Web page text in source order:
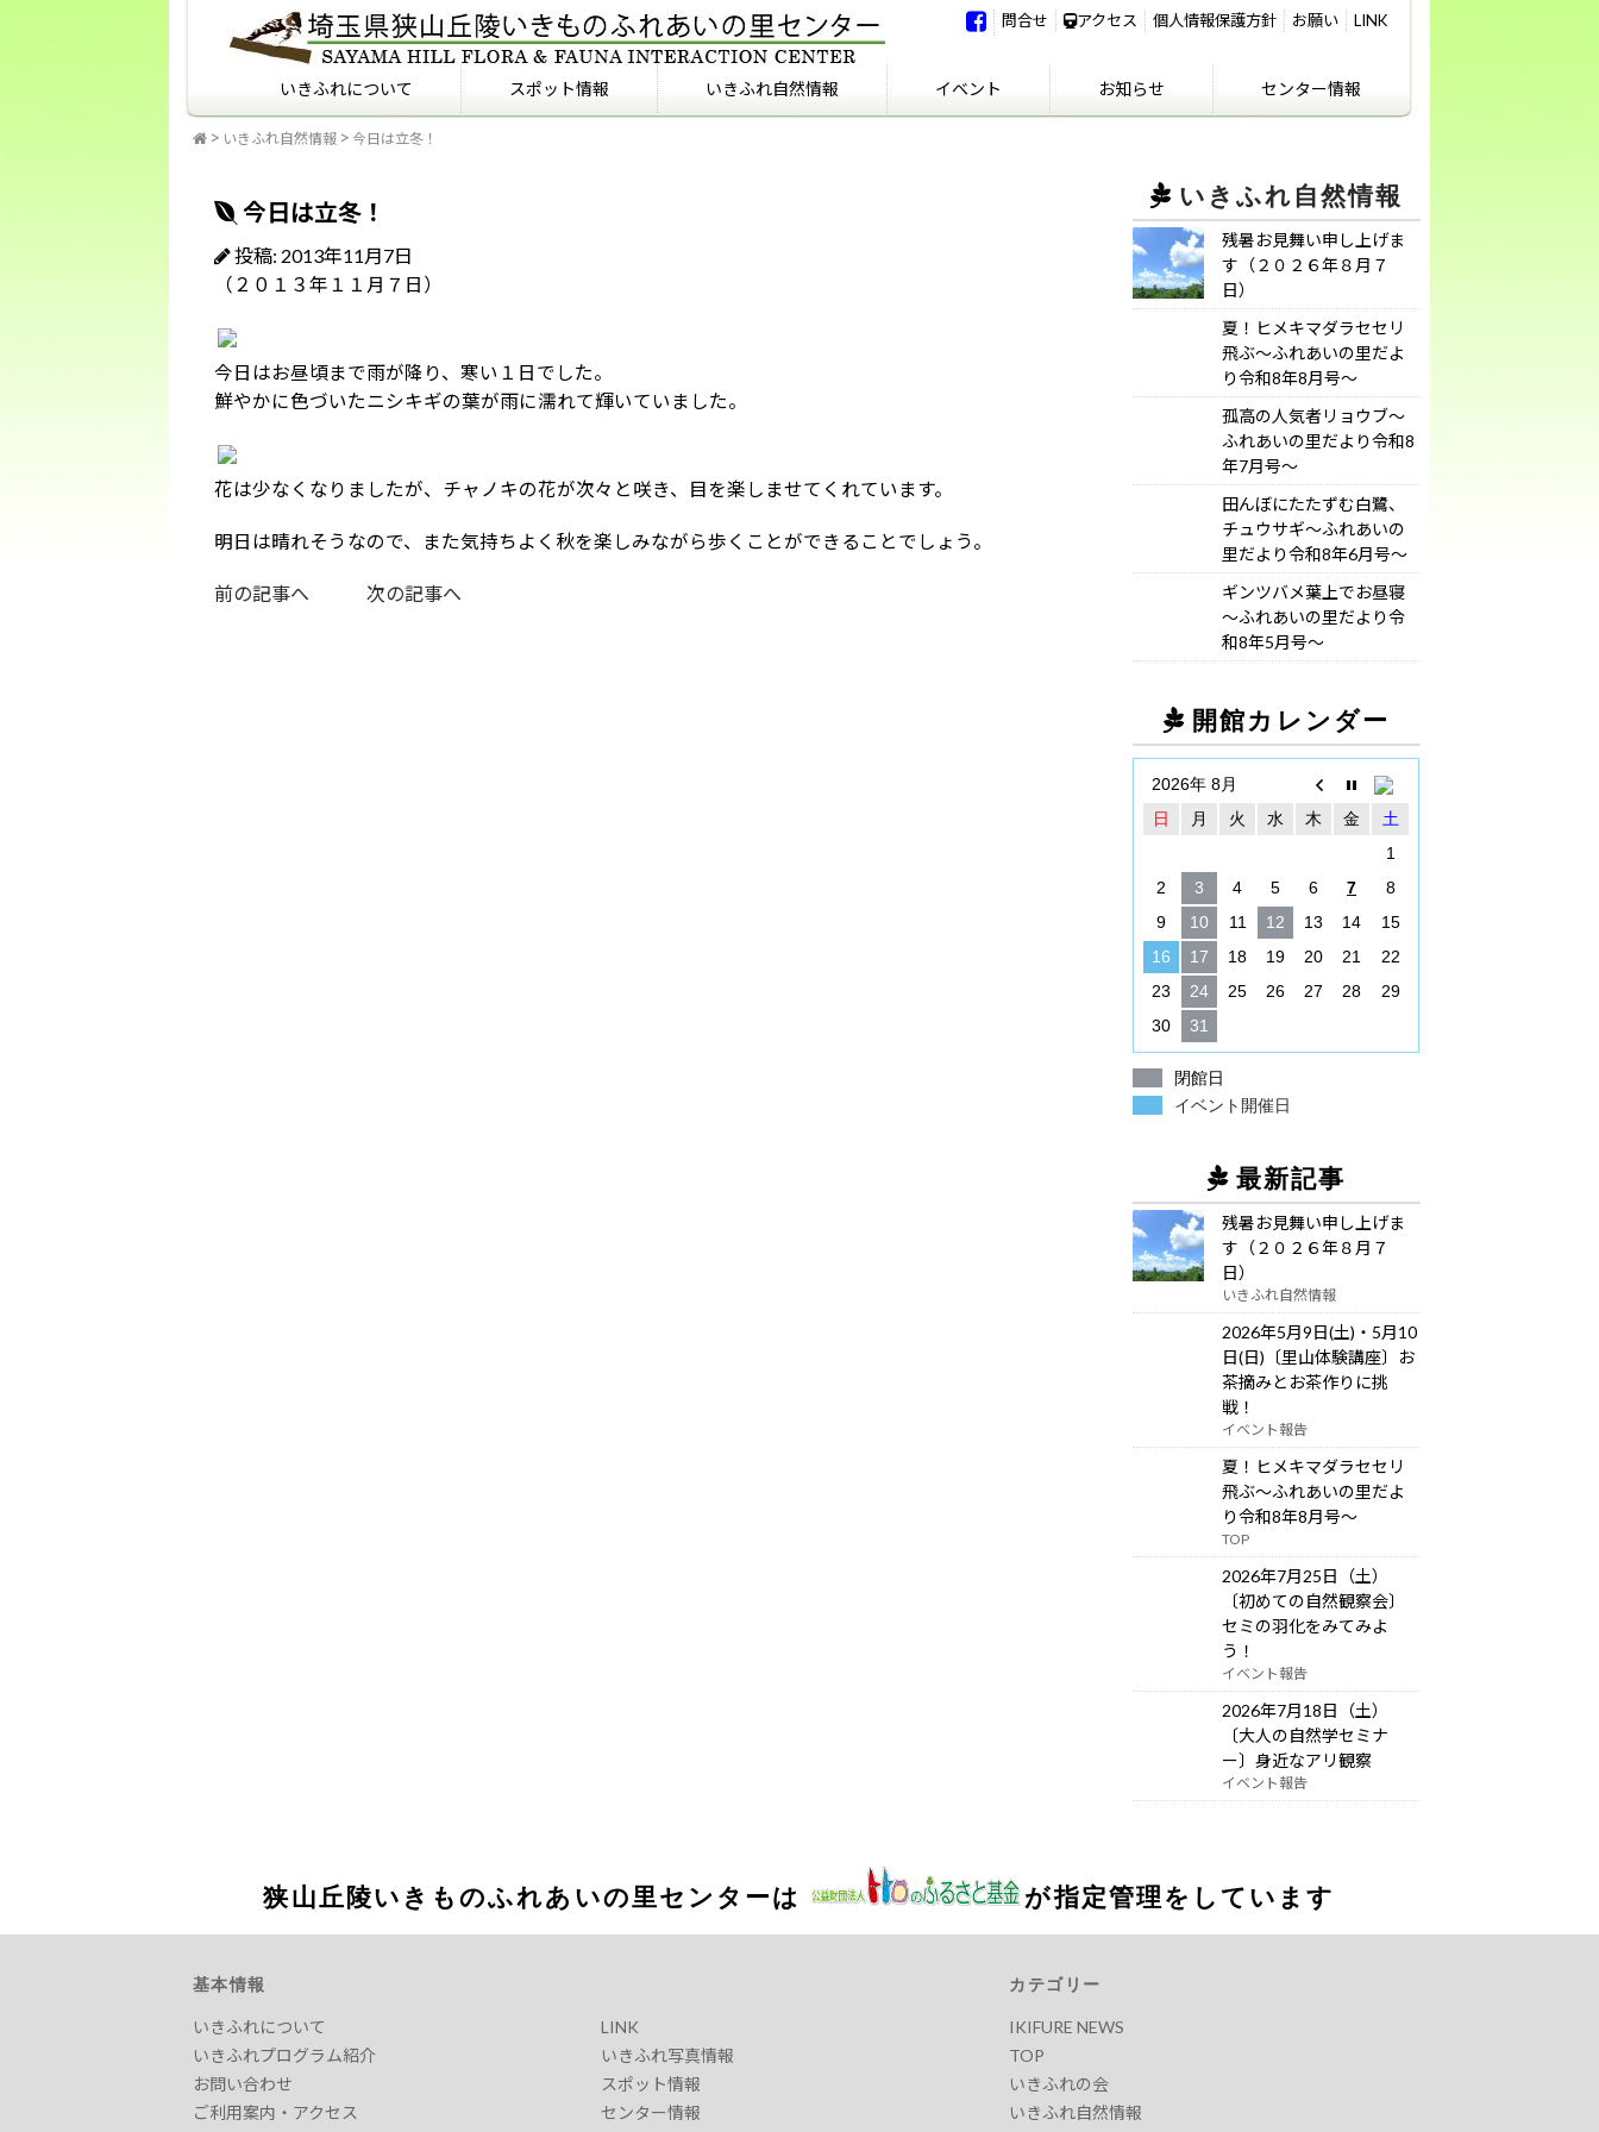
問合せ アクセス 個人情報保護方針 お願い LINK
いきふれについて
いきふれについて
いきふれプログラム紹介
フィールドマナーを知っ
スポット情報 いきふれ自然情報 イベント お知らせ センター情報
いきふれ自然情報 今日は立冬！
今日は立冬！
投稿: 2013年11月7日
（２０１３年１１月７日）
今日はお昼頃まで雨が降り、寒い１日でした。
鮮やかに色づいたニシキギの葉が雨に濡れて輝いていました。
花は少なくなりましたが、チャノキの花が次々と咲き、目を楽しませてくれています。
明日は晴れそうなので、また気持ちよく秋を楽しみながら歩くことができることでしょう。
前の記事へ 次の記事へ
いきふれ自然情報
残暑お見舞い申し上げま
す（２０２６年８月７
日）
夏！ヒメキマダラセセリ
飛ぶ～ふれあいの里だよ
り令和8年8月号～
孤高の人気者リョウブ～
ふれあいの里だより令和8
年7月号～
田んぼにたたずむ白鷺、
チュウサギ～ふれあいの
里だより令和8年6月号～
ギンツバメ葉上でお昼寝
～ふれあいの里だより令
和8年5月号～
開館カレンダー
2026年 8月
日
月 火 水 木 金
土
1
2
3 4 5 6 7
8
9
10 11 12 13 14
15
16
17 18 19 20 21
22
23
24 25 26 27 28
29
30
31
閉館日
イベント開催日
最新記事
残暑お見舞い申し上げま
す（２０２６年８月７
日）
いきふれ自然情報
2026年5月9日(土)・5月10
日(日)〔里山体験講座〕お
茶摘みとお茶作りに挑
戦！
イベント報告
夏！ヒメキマダラセセリ
飛ぶ～ふれあいの里だよ
り令和8年8月号～
TOP
2026年7月25日（土）
〔初めての自然観察会〕
セミの羽化をみてみよ
う！
イベント報告
2026年7月18日（土）
〔大人の自然学セミナ
ー〕身近なアリ観察
イベント報告
狭山丘陵いきものふれあいの里センターは が指定管理をしています
基本情報
いきふれについて
いきふれプログラム紹介
お問い合わせ
ご利用案内・アクセス
LINK
いきふれ写真情報
スポット情報
センター情報
カテゴリー
IKIFURE NEWS
TOP
いきふれの会
いきふれ自然情報